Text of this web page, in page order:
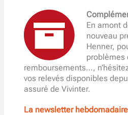
En amont
nouveau
Henner,
problèmes
remboursements…,
vos relevés disponibles
assuré de Vivinter.
La newsletter